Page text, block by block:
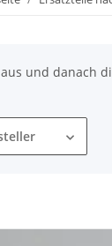
und danach